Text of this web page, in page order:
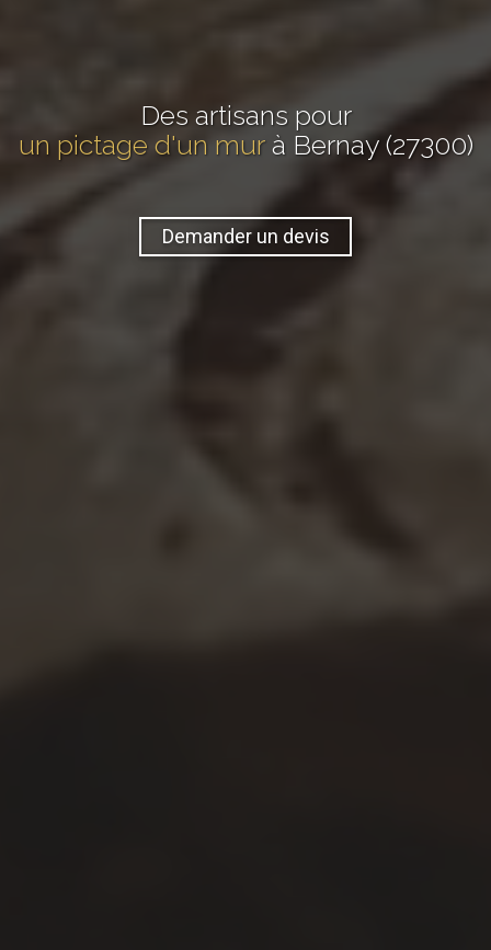
Des artisans pour
un pictage d'un mur à Bernay (27300)
Demander un devis